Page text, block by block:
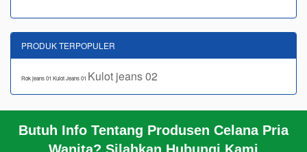
Butuh Info Tentang Produsen Celana Pria
Wanita? Silahkan Hubungi Kami
PRODUK TERPOPULER
Rok jeans 01 Kulot Jeans 01 Kulot jeans 02
BERANDA